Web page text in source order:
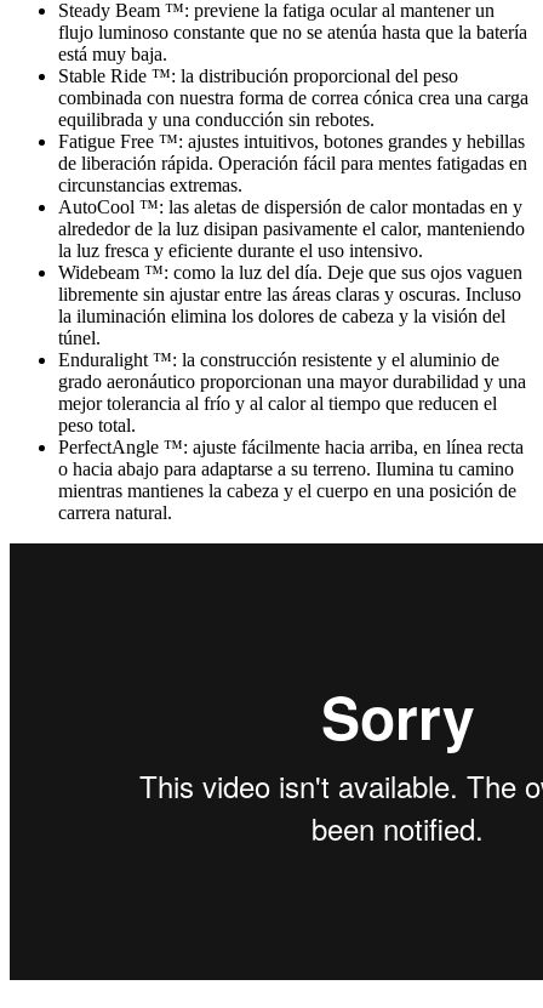
Steady Beam ™: previene la fatiga ocular al mantener un
flujo luminoso constante que no se atenúa hasta que la batería
está muy baja.
Stable Ride ™: la distribución proporcional del peso
combinada con nuestra forma de correa cónica crea una carga
equilibrada y una conducción sin rebotes.
Fatigue Free ™: ajustes intuitivos, botones grandes y hebillas
de liberación rápida. Operación fácil para mentes fatigadas en
circunstancias extremas.
AutoCool ™: las aletas de dispersión de calor montadas en y
alrededor de la luz disipan pasivamente el calor, manteniendo
la luz fresca y eficiente durante el uso intensivo.
Widebeam ™: como la luz del día. Deje que sus ojos vaguen
libremente sin ajustar entre las áreas claras y oscuras. Incluso
la iluminación elimina los dolores de cabeza y la visión del
túnel.
Enduralight ™: la construcción resistente y el aluminio de
grado aeronáutico proporcionan una mayor durabilidad y una
mejor tolerancia al frío y al calor al tiempo que reducen el
peso total.
PerfectAngle ™: ajuste fácilmente hacia arriba, en línea recta
o hacia abajo para adaptarse a su terreno. Ilumina tu camino
mientras mantienes la cabeza y el cuerpo en una posición de
carrera natural.